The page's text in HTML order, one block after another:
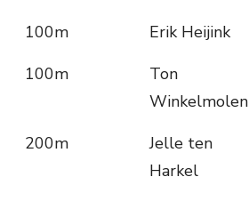
100m
Erik Heijink
100m
Ton
Winkelmolen
200m
Jelle ten
Harkel